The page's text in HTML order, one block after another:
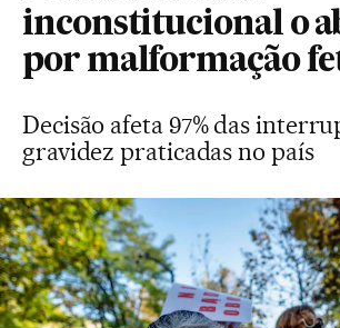
inconstitucional o
por malformação
Decisão afeta 97% das
gravidez praticadas no país